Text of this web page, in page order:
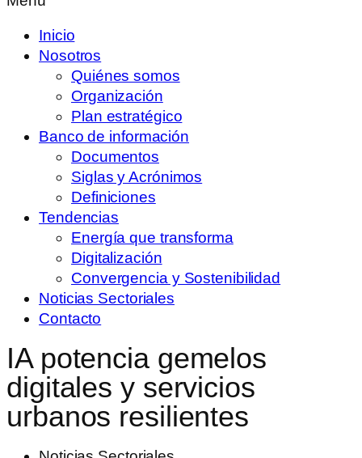
Inicio
Nosotros
Quiénes somos
Organización
Plan estratégico
Banco de información
Documentos
Siglas y Acrónimos
Definiciones
Tendencias
Energía que transforma
Digitalización
Convergencia y Sostenibilidad
Noticias Sectoriales
Contacto
IA potencia gemelos
digitales y servicios
urbanos resilientes